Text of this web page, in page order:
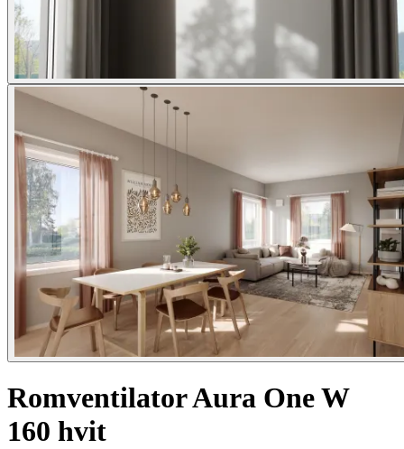
Romventilator Aura One W
160 hvit